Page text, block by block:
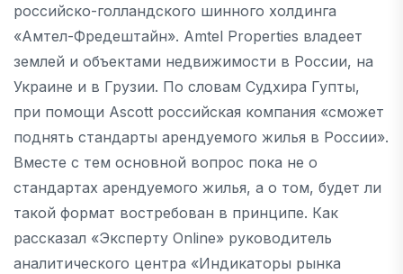
российско-голландского шинного холдинга
«Амтел-Фредештайн». Amtel Properties владеет
землей и объектами недвижимости в России, на
Украине и в Грузии. По словам Судхира Гупты,
при помощи Ascott российская компания «сможет
поднять стандарты арендуемого жилья в России».
Вместе с тем основной вопрос пока не о
стандартах арендуемого жилья, а о том, будет ли
такой формат востребован в принципе. Как
рассказал «Эксперту Online» руководитель
аналитического центра «Индикаторы рынка